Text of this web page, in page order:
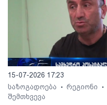
15-07-2026 17:23
საზოგადოება
• რეგიონი •
შემთხვევა